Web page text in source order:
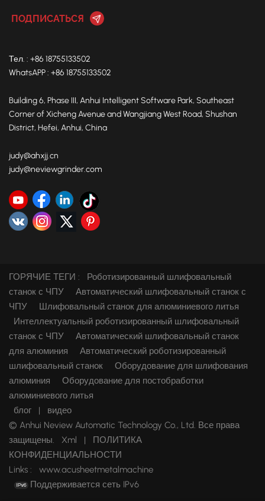
Тел. : +86 18755133502
WhatsAPP : +86 18755133502
Building 6, Phase III, Anhui Intelligent Software Park, Southeast
Corner of Xicheng Avenue and Wangjiang West Road, Shushan
District, Hefei, Anhui, China
judy@ahxjj.cn
judy@neviewgrinder.com
ГОРЯЧИЕ ТЕГИ :
Роботизированный шлифовальный
станок с ЧПУ
Автоматический шлифовальный станок с
ЧПУ
Шлифовальный станок для алюминиевого литья
Интеллектуальный роботизированный шлифовальный
станок с ЧПУ
Автоматический шлифовальный станок
для алюминия
Автоматический роботизированный
шлифовальный станок
Оборудование для шлифования
алюминия
Оборудование для постобработки
алюминиевого литья
блог
|
видео
© Anhui Neview Automatic Technology Co., Ltd. Все права
защищены.
Xml |
ПОЛИТИКА
КОНФИДЕНЦИАЛЬНОСТИ
Links :
www.acusheetmetalmachine
Поддерживается сеть IPv6